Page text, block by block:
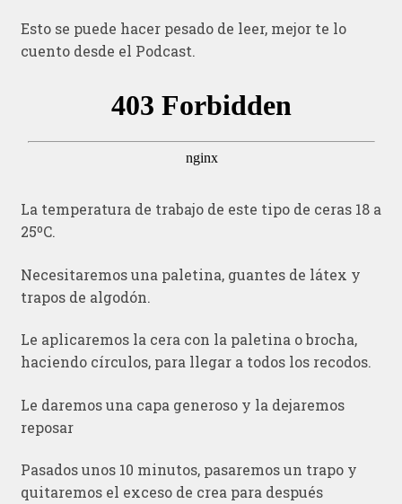
Esto se puede hacer pesado de leer, mejor te lo
cuento desde el Podcast.
La temperatura de trabajo de este tipo de ceras 18 a
25ºC.
Necesitaremos una paletina, guantes de látex y
trapos de algodón.
Le aplicaremos la cera con la paletina o brocha,
haciendo círculos, para llegar a todos los recodos.
Le daremos una capa generoso y la dejaremos
reposar
Pasados unos 10 minutos, pasaremos un trapo y
quitaremos el exceso de crea para después